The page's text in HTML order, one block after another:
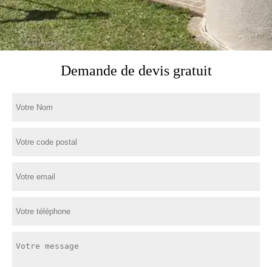
Demande de devis gratuit